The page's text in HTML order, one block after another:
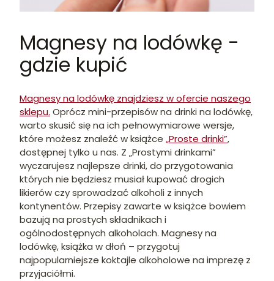
Magnesy na lodówkę -
gdzie kupić
Magnesy na lodówkę znajdziesz w ofercie naszego
sklepu. Oprócz mini-przepisów na drinki na lodówkę,
warto skusić się na ich pełnowymiarowe wersje,
które możesz znaleźć w książce „Proste drinki”,
dostępnej tylko u nas. Z „Prostymi drinkami”
wyczarujesz najlepsze drinki, do przygotowania
których nie będziesz musiał kupować drogich
likierów czy sprowadzać alkoholi z innych
kontynentów. Przepisy zawarte w książce bowiem
bazują na prostych składnikach i
ogólnodostępnych alkoholach. Magnesy na
lodówkę, książka w dłoń – przygotuj
najpopularniejsze koktajle alkoholowe na imprezę z
przyjaciółmi.